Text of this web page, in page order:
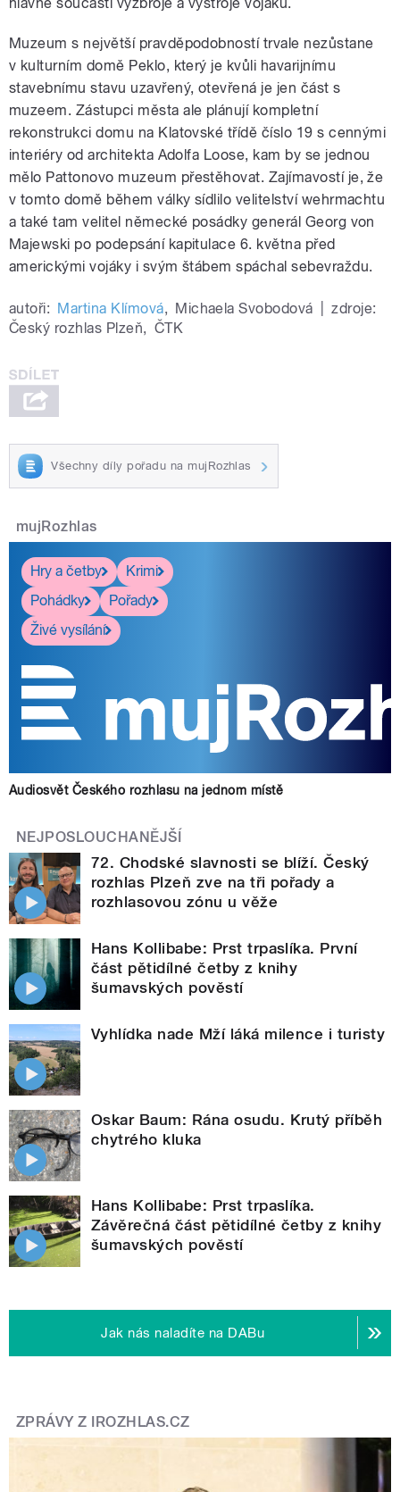
Muzeum s největší pravděpodobností trvale nezůstane
v kulturním domě Peklo, který je kvůli havarijnímu
stavebnímu stavu uzavřený, otevřená je jen část s
muzeem. Zástupci města ale plánují kompletní
rekonstrukci domu na Klatovské třídě číslo 19 s cennými
interiéry od architekta Adolfa Loose, kam by se jednou
mělo Pattonovo muzeum přestěhovat. Zajímavostí je, že
v tomto domě během války sídlilo velitelství wehrmachtu
a také tam velitel německé posádky generál Georg von
Majewski po podepsání kapitulace 6. května před
americkými vojáky i svým štábem spáchal sebevraždu.
autoři: Martina Klímová, Michaela Svobodová
zdroje:
Český rozhlas Plzeň, ČTK
Všechny díly pořadu na mujRozhlas
mujRozhlas
Hry a četby
Krimi
Pohádky
Pořady
Živé vysílání
Audiosvět Českého rozhlasu na jednom místě
NEJPOSLOUCHANĚJŠÍ
72. Chodské slavnosti se blíží. Český
rozhlas Plzeň zve na tři pořady a
rozhlasovou zónu u věže
Hans Kollibabe: Prst trpaslíka. První
část pětidílné četby z knihy
šumavských pověstí
Vyhlídka nade Mží láká milence i turisty
Oskar Baum: Rána osudu. Krutý příběh
chytrého kluka
Hans Kollibabe: Prst trpaslíka.
Závěrečná část pětidílné četby z knihy
šumavských pověstí
Jak nás naladíte na DABu
ZPRÁVY Z IROZHLAS.CZ